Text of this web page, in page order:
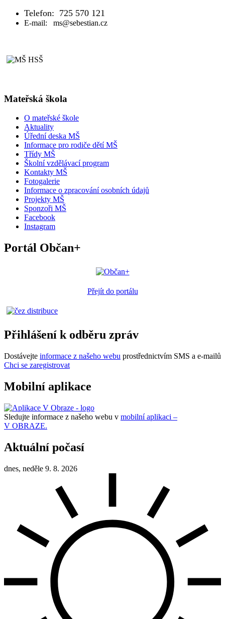
Telefon: 725 570 121
E-mail: ms@sebestian.cz
Mateřská škola
O mateřské škole
Aktuality
Úřední deska MŠ
Informace pro rodiče dětí MŠ
Třídy MŠ
Školní vzdělávací program
Kontakty MŠ
Fotogalerie
Informace o zpracování osobních údajů
Projekty MŠ
Sponzoři MŠ
Facebook
Instagram
Portál Občan+
Přejít do portálu
Přihlášení k odběru zpráv
Dostávejte informace z našeho webu prostřednictvím SMS a e-mailů
Chci se zaregistrovat
Mobilní aplikace
Sledujte informace z našeho webu v mobilní aplikaci –
V OBRAZE.
Aktuální počasí
dnes, neděle 9. 8. 2026